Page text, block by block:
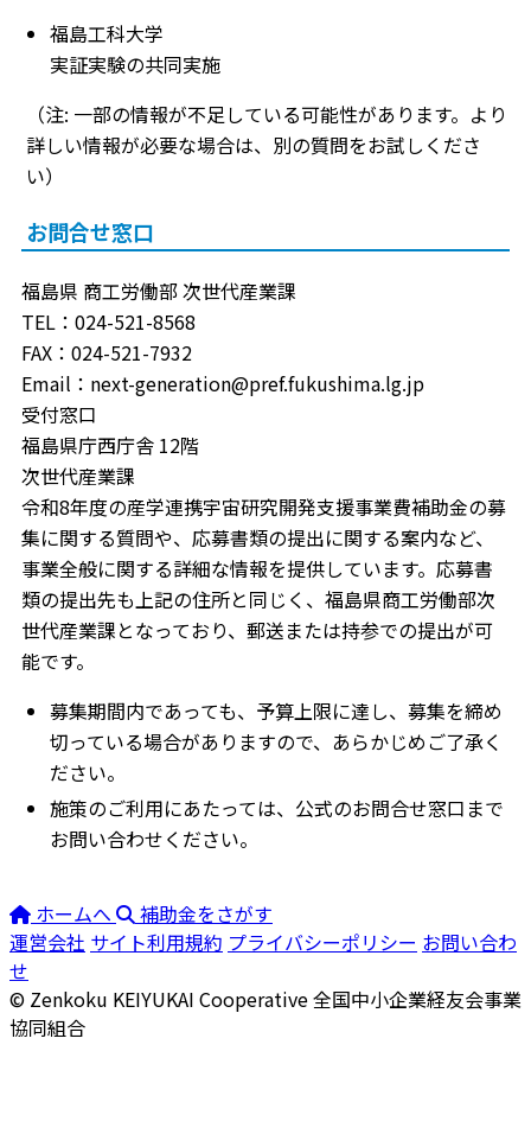
福島工科大学
実証実験の共同実施
（注: 一部の情報が不足している可能性があります。より
詳しい情報が必要な場合は、別の質問をお試しくださ
い）
お問合せ窓口
福島県 商工労働部 次世代産業課
TEL：024-521-8568
FAX：024-521-7932
Email：next-generation@pref.fukushima.lg.jp
受付窓口
福島県庁西庁舎 12階
次世代産業課
令和8年度の産学連携宇宙研究開発支援事業費補助金の募
集に関する質問や、応募書類の提出に関する案内など、
事業全般に関する詳細な情報を提供しています。応募書
類の提出先も上記の住所と同じく、福島県商工労働部次
世代産業課となっており、郵送または持参での提出が可
能です。
募集期間内であっても、予算上限に達し、募集を締め
切っている場合がありますので、あらかじめご了承く
ださい。
施策のご利用にあたっては、公式のお問合せ窓口まで
お問い合わせください。
ホームへ
補助金をさがす
運営会社 サイト利用規約 プライバシーポリシー お問い合わ
せ
© Zenkoku KEIYUKAI Cooperative全国中小企業経友会事業
協同組合